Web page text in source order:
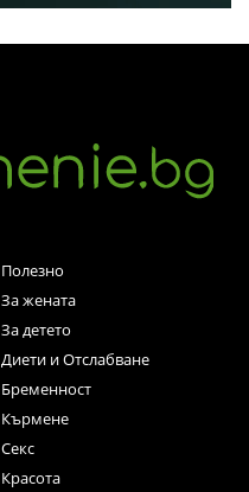
Полезно
За жената
За детето
Диети и Отслабване
Бременност
Кърмене
Секс
Красота